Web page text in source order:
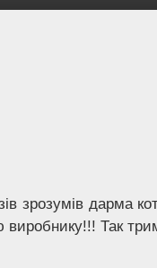
зрозумів дарма
виробнику!!! Так